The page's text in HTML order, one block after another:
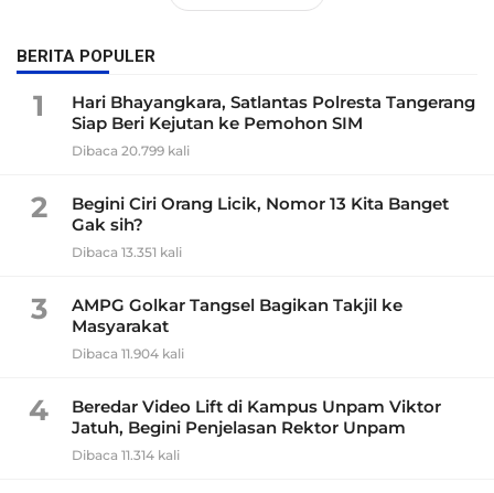
BERITA POPULER
1
Hari Bhayangkara, Satlantas Polresta Tangerang
Siap Beri Kejutan ke Pemohon SIM
Dibaca 20.799 kali
2
Begini Ciri Orang Licik, Nomor 13 Kita Banget
Gak sih?
Dibaca 13.351 kali
3
AMPG Golkar Tangsel Bagikan Takjil ke
Masyarakat
Dibaca 11.904 kali
4
Beredar Video Lift di Kampus Unpam Viktor
Jatuh, Begini Penjelasan Rektor Unpam
Dibaca 11.314 kali